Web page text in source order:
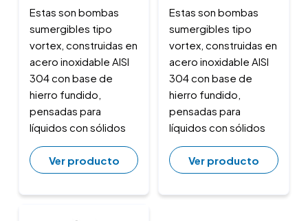
Estas son bombas
sumergibles tipo
vortex, construidas en
acero inoxidable AISI
304 con base de
hierro fundido,
pensadas para
líquidos con sólidos
Ver producto
Estas son bombas
sumergibles tipo
vortex, construidas en
acero inoxidable AISI
304 con base de
hierro fundido,
pensadas para
líquidos con sólidos
Ver producto